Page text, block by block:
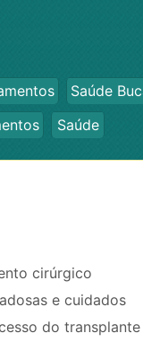
Saúde
Saúde
cirúrgico
e cuidados
do transplante